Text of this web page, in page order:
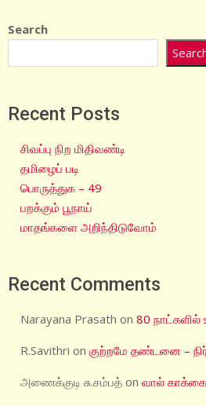
Search
Recent Posts
சிவப்பு நிற மிதிவண்டி
தமிழைப் படி
பொருத்துக – 49
பறக்கும் பூநாய்
மாதங்களை அறிந்திடுவோம்
Recent Comments
Narayana Prasath on80 நாட்களில்
R.Savithri onகுற்றமே தண்டனை –
அணைக்குடி சு.சம்பத் onவால் காக்கை